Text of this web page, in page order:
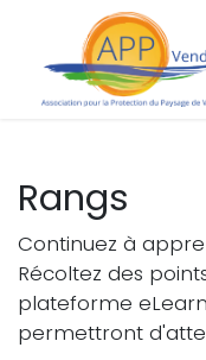
Rangs
Continuez à
Récoltez des
plateforme
permettront